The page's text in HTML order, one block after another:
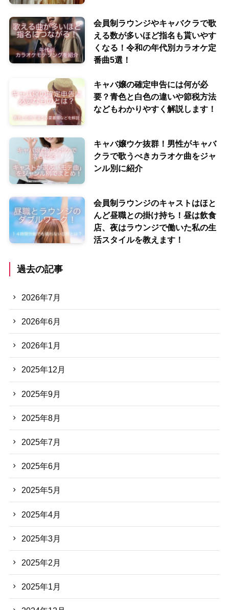
会員制ラウンジやキャバクラで歌
える数が多いほど指名も貰いやす
くなる！令和の年代別カラオケ定
番曲5選！
キャバ嬢の確定申告には何が必
要？青色と白色の違いや節税方法
などもわかりやすく解説します！
キャバ嬢ウケ抜群！男性がキャバ
クラで歌うべきカラオケ曲をジャ
ンル別に紹介
会員制ラウンジのキャストはほと
んど昼職との掛け持ち！昼は飲食
店、夜はラウンジで働いた私の生
活スタイルを教えます！
過去の記事
2026年7月
2026年6月
2026年1月
2025年12月
2025年9月
2025年8月
2025年7月
2025年6月
2025年5月
2025年4月
2025年3月
2025年2月
2025年1月